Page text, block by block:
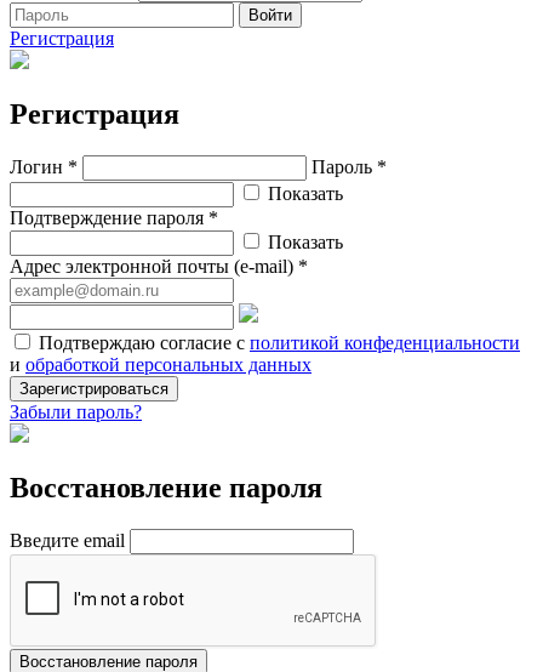
Войти
Регистрация
Регистрация
Логин *
Пароль *
Показать
Подтверждение пароля *
Показать
Адрес электронной почты (e-mail) *
Подтверждаю согласие с политикой конфеденциальности
и обработкой персональных данных
Зарегистрироваться
Забыли пароль?
Восстановление пароля
Введите email
Восстановление пароля